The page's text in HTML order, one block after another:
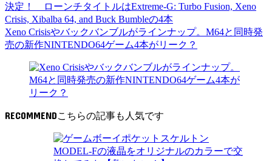
決定！ ローンチタイトルはExtreme-G: Turbo Fusion, Xeno
Crisis, Xibalba 64, and Buck Bumbleの4本
Xeno Crisisやバックバンブルがラインナップ。M64と同時発
売の新作NINTENDO64ゲーム4本がリーク？
RECOMMEND